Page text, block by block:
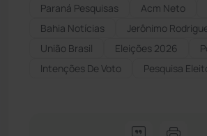
Paraná Pesquisas
Acm Neto
Bahia Notícias
Jerônimo
União Brasil
Eleições 2026
Intenções De Voto
Pesquisa